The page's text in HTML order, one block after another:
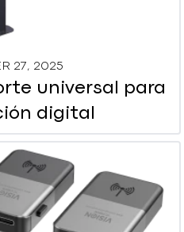
27, 2025
universal para
digital